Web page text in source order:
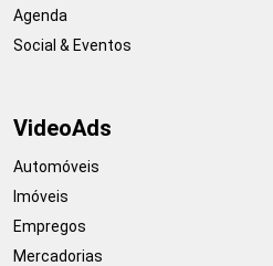
Agenda
Social & Eventos
VideoAds
Automóveis
Imóveis
Empregos
Mercadorias